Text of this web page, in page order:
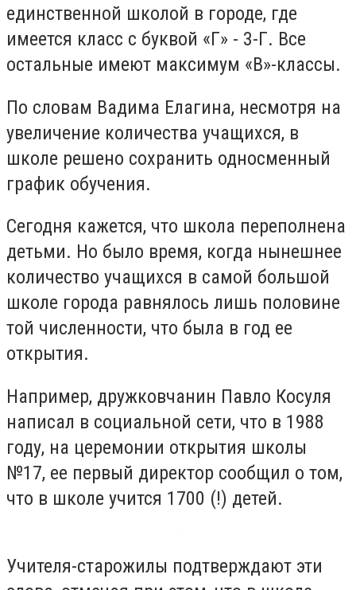
единственной школой в городе, где
имеется класс с буквой «Г» - 3-Г. Все
остальные имеют максимум «В»-классы.
По словам Вадима Елагина, несмотря на
увеличение количества учащихся, в
школе решено сохранить односменный
график обучения.
Сегодня кажется, что школа переполнена
детьми. Но было время, когда нынешнее
количество учащихся в самой большой
школе города равнялось лишь половине
той численности, что была в год ее
открытия.
Например, дружковчанин Павло Косуля
написал в социальной сети, что в 1988
году, на церемонии открытия школы
№17, ее первый директор сообщил о том,
что в школе учится 1700 (!) детей.
Учителя-старожилы подтверждают эти